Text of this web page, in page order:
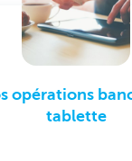
opérations
tablette